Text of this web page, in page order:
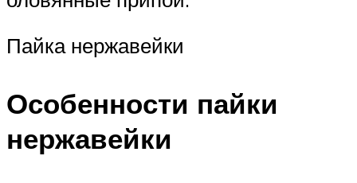
Пайка нержавейки
Особенности пайки
нержавейки